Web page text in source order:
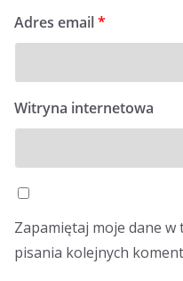
Adres email*
Witryna internetowa
Zapamiętaj moje dane w
pisania kolejnych